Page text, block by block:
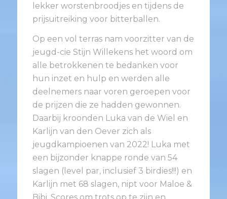
lekker worstenbroodjes en tijdens de
prijsuitreiking voor bitterballen.
Op een vol terras nam voorzitter van de
jeugd-cie Stijn Willekens het woord om
alle betrokkenen te bedanken voor
hun inzet en hulp en werden alle
deelnemers naar voren geroepen voor
de prijzen die ze hadden gewonnen.
Daarbij kroonden Luka van de Wiel en
Karlijn van den Oever zich als
jeugdkampioenen van 2022! Luka met
een bijzonder knappe ronde van 54
slagen (level par, inclusief 3 birdies!!!) en
Karlijn met 68 slagen, nipt voor Maloe &